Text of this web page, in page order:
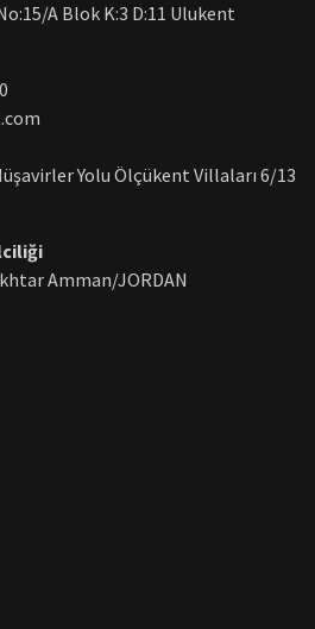
A Blok K:3 D:11 Ulukent
Yolu Ölçükent Villaları 6/13
Amman/JORDAN